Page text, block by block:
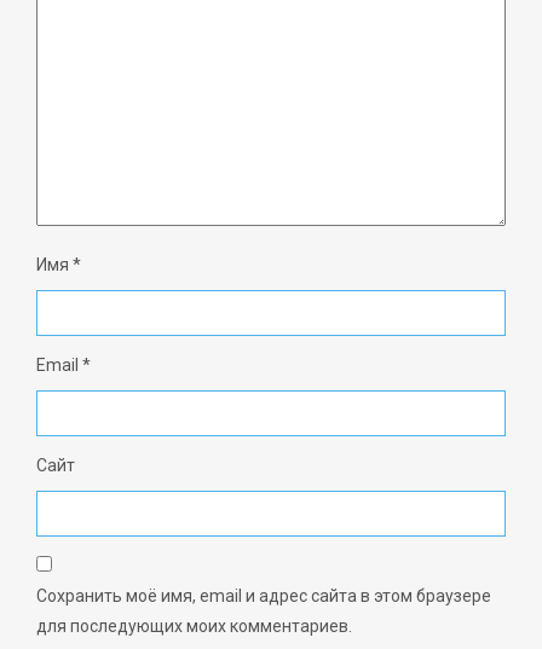
Имя *
Email *
Сайт
Сохранить моё имя, email и адрес сайта в этом браузере
для последующих моих комментариев.